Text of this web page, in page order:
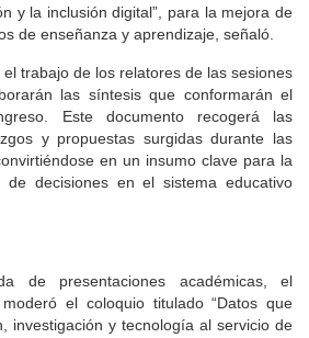
y la inclusión digital”, para la mejora de
de enseñanza y aprendizaje, señaló.
trabajo de los relatores de las sesiones
las síntesis que conformarán el
Este documento recogerá las
y propuestas surgidas durante las
en un insumo clave para la
de decisiones en el sistema educativo
de presentaciones académicas, el
el coloquio titulado “Datos que
investigación y tecnología al servicio de